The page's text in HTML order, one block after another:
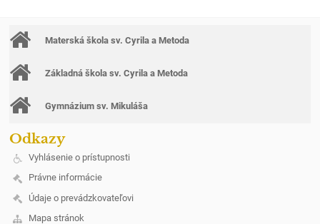
Materská škola sv. Cyrila a Metoda
Základná škola sv. Cyrila a Metoda
Gymnázium sv. Mikuláša
Odkazy
Vyhlásenie o prístupnosti
Právne informácie
Údaje o prevádzkovateľovi
Mapa stránok